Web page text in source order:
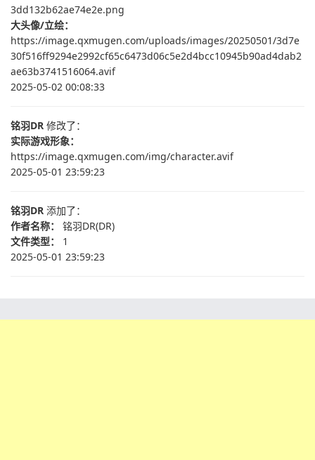
3dd132b62ae74e2e.png
大头像/立绘：
https://image.qxmugen.com/uploads/images/20250501/3d7e
30f516ff9294e2992cf65c6473d06c5e2d4bcc10945b90ad4dab2
ae63b3741516064.avif
2025-05-02 00:08:33
铭羽DR 修改了：
实际游戏形象：
https://image.qxmugen.com/img/character.avif
2025-05-01 23:59:23
铭羽DR 添加了：
作者名称： 铭羽DR(DR)
文件类型： 1
2025-05-01 23:59:23